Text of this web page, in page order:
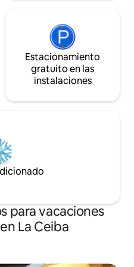
Estacionamiento
gratuito en las
instalaciones
para vacaciones
La Ceiba